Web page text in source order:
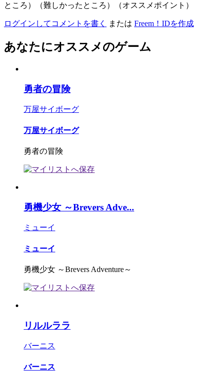
ところ）（難しかったところ）（オススメポイント）
ログインしてコメントを書く または Freem！IDを作成
あなたにオススメのゲーム
勇者の冒険
万屋サイボーグ
万屋サイボーグ
勇者の冒険
勇機少女 ～Brevers Adve...
ミューイ
ミューイ
勇機少女 ～Brevers Adventure～
リルルララ
バーニス
バーニス